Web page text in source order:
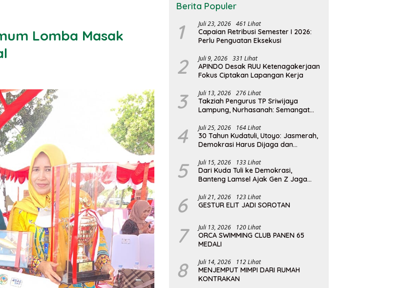
Lomba Masak
Berita Populer
1 Juli 23, 2026 461 Lihat
Capaian Retribusi Semester I 2026:
Perlu Penguatan Eksekusi
2 Juli 9, 2026 331 Lihat
APINDO Desak RUU Ketenagakerjaan
Fokus Ciptakan Lapangan Kerja
3 Juli 13, 2026 276 Lihat
Takziah Pengurus TP Sriwijaya
Lampung, Nurhasanah: Semangat
Andhawati Harus Terus Diteruskan
4 Juli 25, 2026 164 Lihat
30 Tahun Kudatuli, Utoyo: Jasmerah,
Demokrasi Harus Dijaga dan
5 Juli 15, 2026 133 Lihat
Dari Kuda Tuli ke Demokrasi,
Banteng Lamsel Ajak Gen Z Jaga
6 Juli 21, 2026 123 Lihat
GESTUR ELIT JADI SOROTAN
7 Juli 13, 2026 120 Lihat
ORCA SWIMMING CLUB PANEN 65
MEDALI
8 Juli 14, 2026 112 Lihat
MENJEMPUT MIMPI DARI RUMAH
KONTRAKAN